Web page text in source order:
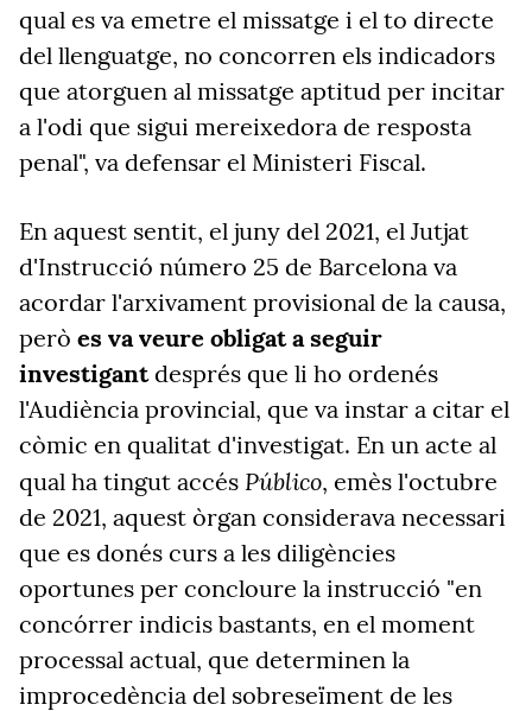
qual es va emetre el missatge i el to directe
del llenguatge, no concorren els indicadors
que atorguen al missatge aptitud per incitar
a l'odi que sigui mereixedora de resposta
penal", va defensar el Ministeri Fiscal.
En aquest sentit, el juny del 2021, el Jutjat
d'Instrucció número 25 de Barcelona va
acordar l'arxivament provisional de la causa,
però es va veure obligat a seguir
investigantdesprés que li ho ordenés
l'Audiència provincial, que va instar a citar el
còmic en qualitat d'investigat. En un acte al
qual ha tingut accés Público, emès l'octubre
de 2021, aquest òrgan considerava necessari
que es donés curs a les diligències
oportunes per concloure la instrucció "en
concórrer indicis bastants, en el moment
processal actual, que determinen la
improcedència del sobreseïment de les